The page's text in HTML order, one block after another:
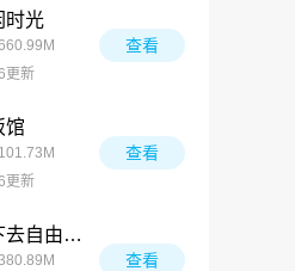
时光
更新
查看
馆
更新
查看
我要活下去自由之火
查看